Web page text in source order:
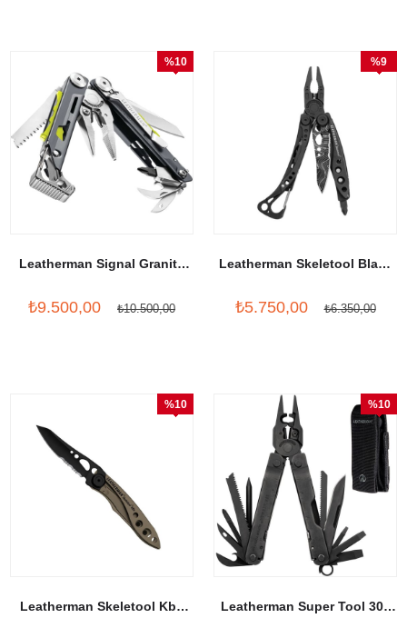
Leatherman Signal Granite
₺9.500,00 ₺10.500,00
%10
Leatherman Skeletool Black
₺5.750,00 ₺6.350,00
%9
Leatherman Skeletool Kbx
%10
Leatherman Super Tool 300
%10
İndirim